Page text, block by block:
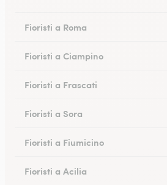
Fioristi a Roma
Fioristi a Ciampino
Fioristi a Frascati
Fioristi a Sora
Fioristi a Fiumicino
Fioristi a Acilia